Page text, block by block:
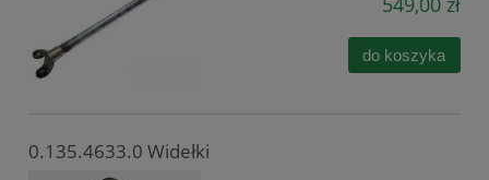
do koszyka
0.135.4633.0 Widełki